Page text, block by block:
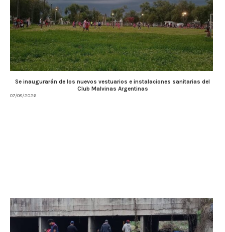
Se inaugurarán de los nuevos vestuarios e instalaciones sanitarias del
Club Malvinas Argentinas
07/08/2026